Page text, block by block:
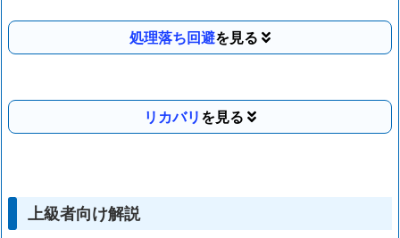
処理落ち回避
リカバリ
上級者向け解説